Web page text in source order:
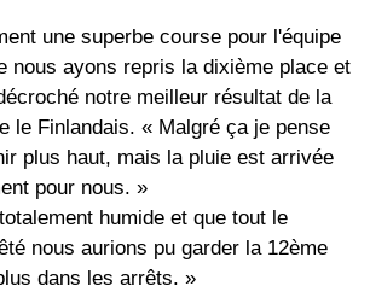
une superbe course pour l'équipe
nous ayons repris la dixième place et
notre meilleur résultat de la
le Finlandais. « Malgré ça je pense
plus haut, mais la pluie est arrivée
pour nous. »
humide et que tout le
nous aurions pu garder la 12ème
dans les arrêts. »